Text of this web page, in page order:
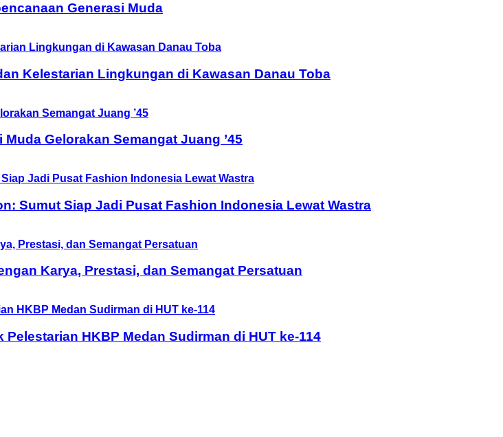
Generasi Muda
Kelestarian Lingkungan di Kawasan Danau Toba
Gelorakan Semangat Juang ’45
Sumut Siap Jadi Pusat Fashion Indonesia Lewat Wastra
Karya, Prestasi, dan Semangat Persatuan
HKBP Medan Sudirman di HUT ke-114